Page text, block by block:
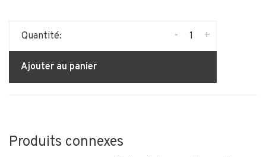
Quantité: +
-
Ajouter au panier
Produits connexes